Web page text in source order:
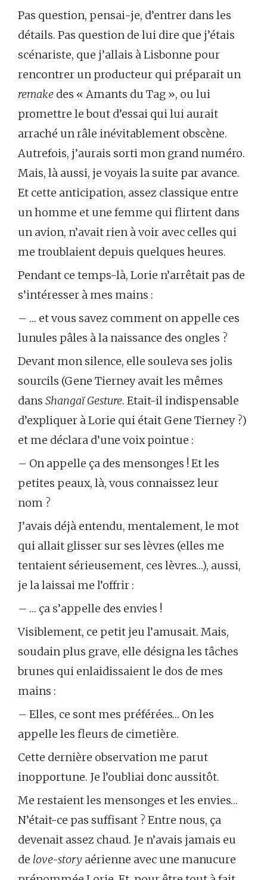
Pas question, pensai-je, d’entrer dans les
détails. Pas question de lui dire que j’étais
scénariste, que j’allais à Lisbonne pour
rencontrer un producteur qui préparait un
remake des « Amants du Tag », ou lui
promettre le bout d’essai qui lui aurait
arraché un râle inévitablement obscène.
Autrefois, j’aurais sorti mon grand numéro.
Mais, là aussi, je voyais la suite par avance.
Et cette anticipation, assez classique entre
un homme et une femme qui flirtent dans
un avion, n’avait rien à voir avec celles qui
me troublaient depuis quelques heures.
Pendant ce temps-là, Lorie n’arrêtait pas de
s’intéresser à mes mains :
– … et vous savez comment on appelle ces
lunules pâles à la naissance des ongles ?
Devant mon silence, elle souleva ses jolis
sourcils (Gene Tierney avait les mêmes
dans Shangaï Gesture. Etait-il indispensable
d’expliquer à Lorie qui était Gene Tierney ?)
et me déclara d’une voix pointue :
– On appelle ça des mensonges ! Et les
petites peaux, là, vous connaissez leur
nom ?
J’avais déjà entendu, mentalement, le mot
qui allait glisser sur ses lèvres (elles me
tentaient sérieusement, ces lèvres…), aussi,
je la laissai me l’offrir :
– … ça s’appelle des envies !
Visiblement, ce petit jeu l’amusait. Mais,
soudain plus grave, elle désigna les tâches
brunes qui enlaidissaient le dos de mes
mains :
– Elles, ce sont mes préférées… On les
appelle les fleurs de cimetière.
Cette dernière observation me parut
inopportune. Je l’oubliai donc aussitôt.
Me restaient les mensonges et les envies…
N’était-ce pas suffisant ? Entre nous, ça
devenait assez chaud. Je n’avais jamais eu
de love-story aérienne avec une manucure